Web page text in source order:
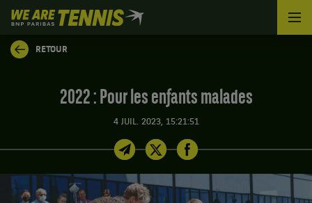
We
are
Tennis
by
RETOUR
2022 : Pour les enfants malades
4 JUIL. 2023, 15:21:51